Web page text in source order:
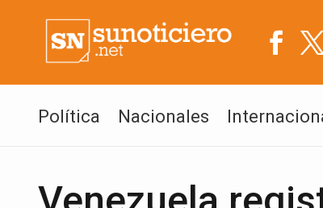
Política Nacionales